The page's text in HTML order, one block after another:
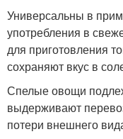
Универсальны в
употребления в
для приготовления
сохраняют вкус в
Спелые овощи
выдерживают
потери внешнего